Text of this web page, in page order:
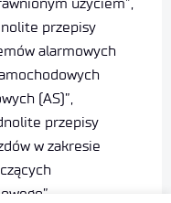
przepisy
alarmowych
(AS)”,
przepisy
w zakresie